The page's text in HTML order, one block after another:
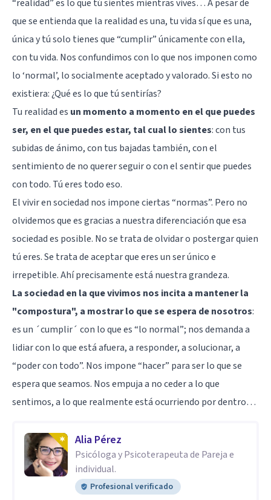
“realidad” es lo que tú sientes mientras vives… A pesar de
que se entienda que la realidad es una, tu vida sí que es una,
única y tú solo tienes que “cumplir” únicamente con ella,
con tu vida. Nos confundimos con lo que nos imponen como
lo ‘normal’, lo socialmente aceptado y valorado. Si esto no
existiera: ¿Qué es lo que tú sentirías?
Tu realidad es un momento a momento en el que puedes
ser, en el que puedes estar, tal cual lo sientes: con tus
subidas de ánimo, con tus bajadas también, con el
sentimiento de no querer seguir o con el sentir que puedes
con todo. Tú eres todo eso.
El vivir en sociedad nos impone ciertas “normas”. Pero no
olvidemos que es gracias a nuestra diferenciación que esa
sociedad es posible. No se trata de olvidar o postergar quien
tú eres. Se trata de aceptar que eres un ser único e
irrepetible. Ahí precisamente está nuestra grandeza.
La sociedad en la que vivimos nos incita a mantener la
"compostura", a mostrar lo que se espera de nosotros:
es un ´cumplir´ con lo que es “lo normal”; nos demanda a
lidiar con lo que está afuera, a responder, a solucionar, a
“poder con todo”. Nos impone “hacer” para ser lo que se
espera que seamos. Nos empuja a no ceder a lo que
sentimos, a lo que realmente está ocurriendo por dentro…
Alia Pérez
Psicóloga y Psicoterapeuta de Pareja e
individual.
Profesional verificado